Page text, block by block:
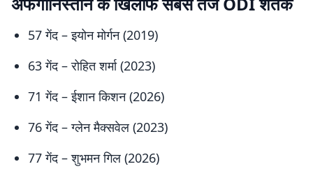
57 गेंद – इयोन मोर्गन (2019)
63 गेंद – रोहित शर्मा (2023)
71 गेंद – ईशान किशन (2026)
76 गेंद – ग्लेन मैक्सवेल (2023)
77 गेंद – शुभमन गिल (2026)